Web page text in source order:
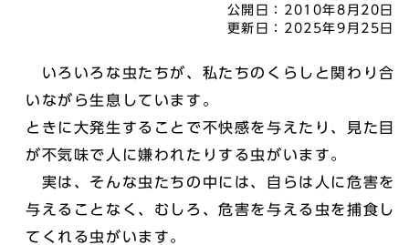
公開日： 2010年8月20日
更新日： 2025年9月25日
いろいろな虫たちが、私たちのくらしと関わり合
いながら生息しています。
ときに大発生することで不快感を与えたり、見た目
が不気味で人に嫌われたりする虫がいます。
実は、そんな虫たちの中には、自らは人に危害を
与えることなく、むしろ、危害を与える虫を捕食し
てくれる虫がいます。